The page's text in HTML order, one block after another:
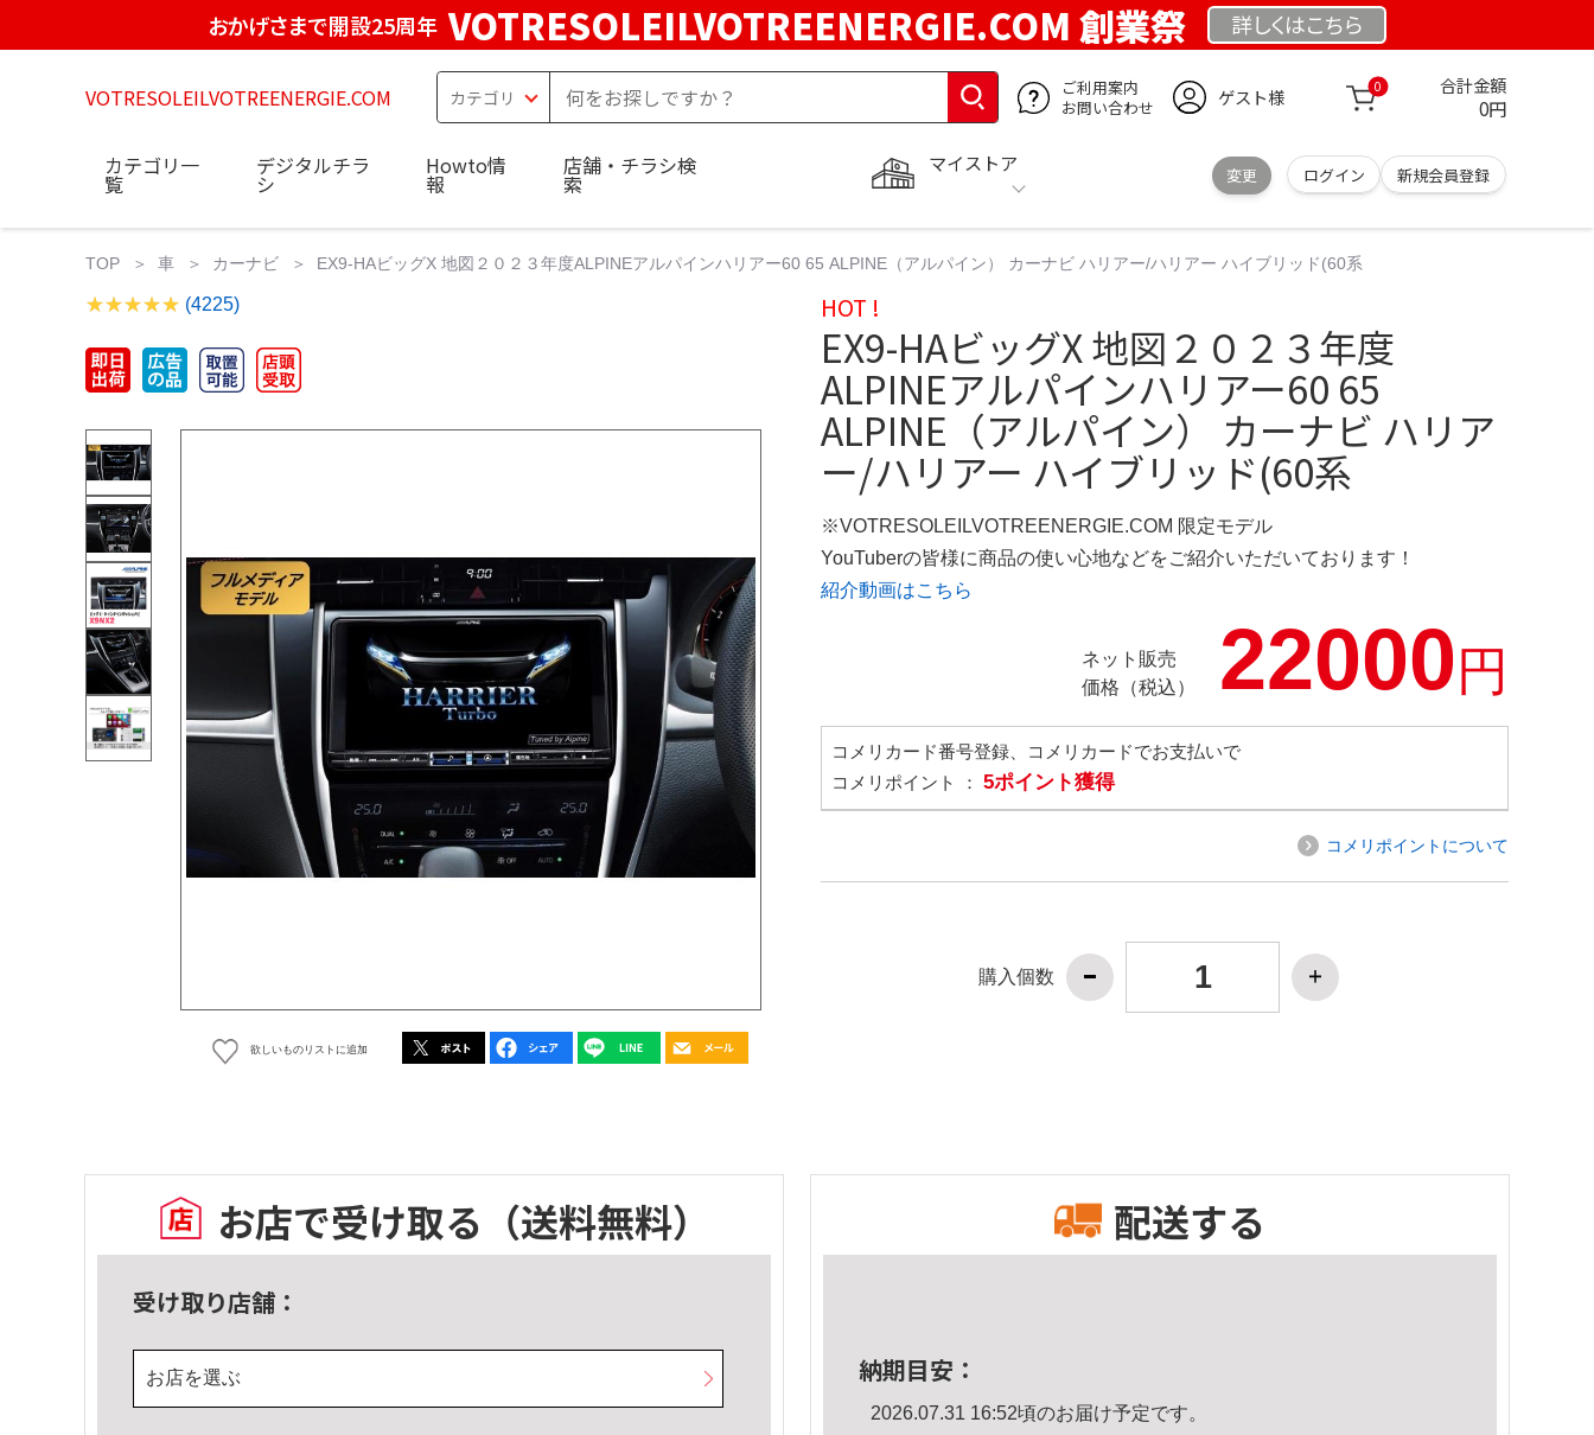
おかげさまで開設25周年 VOTRESOLEILVOTREENERGIE.COM 創業祭 詳しくはこちら
VOTRESOLEILVOTREENERGIE.COM
ご利用案内
お問い合わせ
ゲスト様 0 合計金額
0円
マイストア
変更 ログイン 新規会員登録
カテゴリ一
覧
デジタルチラ
シ
Howto情
報
店舗・チラシ検
索
TOP 車 カーナビ EX9-HAビッグX 地図２０２３年度ALPINEアルパインハリアー60 65 ALPINE（アルパイン） カーナビ ハリアー/ハリアー ハイブリッド(60系
(4225)
欲しいものリストに追加
HOT !
EX9-HAビッグX 地図２０２３年度
ALPINEアルパインハリアー60 65
ALPINE（アルパイン） カーナビ ハリア
ー/ハリアー ハイブリッド(60系
※VOTRESOLEILVOTREENERGIE.COM 限定モデル
YouTuberの皆様に商品の使い心地などをご紹介いただいております！
紹介動画はこちら
ネット販売
価格（税込）
22000円
コメリカード番号登録、コメリカードでお支払いで
コメリポイント ： 5ポイント獲得
コメリポイントについて
購入個数
お店で受け取る （送料無料）
受け取り店舗：
お店を選ぶ
配送する
納期目安：
2026.07.31 16:52頃のお届け予定です。